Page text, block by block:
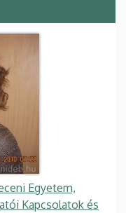
Egyetem,
Kapcsolatok és